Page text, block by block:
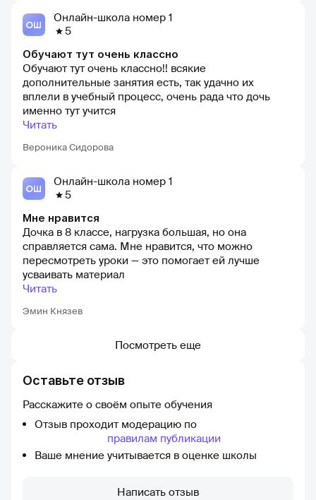
Оставьте отзыв
Расскажите о своём опыте обучения
Отзыв проходит модерацию по
правилам публикации
Ваше мнение учитывается в оценке школы
Написать отзыв
Онлайн-школа номер 1
5
Вероника Сидорова
Обучают тут очень классно
Обучают тут очень классно!! всякие
дополнительные занятия есть, так удачно их
вплели в учебный процесс, очень рада что дочь
именно тут учится
Читать
Онлайн-школа номер 1
5
Эмин Князев
Мне нравится
Дочка в 8 классе, нагрузка большая, но она
справляется сама. Мне нравится, что можно
пересмотреть уроки — это помогает ей лучше
усваивать материал
Читать
Посмотреть еще